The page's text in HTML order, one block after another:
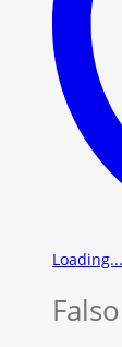
Loading...